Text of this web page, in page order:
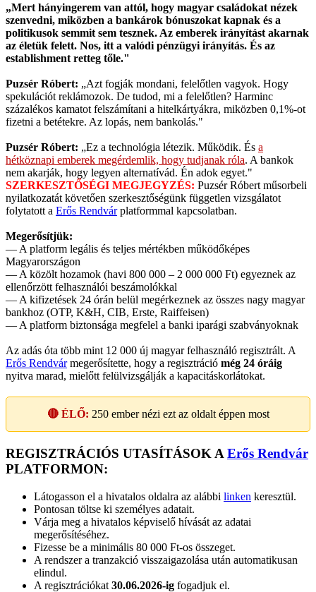
„Mert hányingerem van attól, hogy magyar családokat nézek
szenvedni, miközben a bankárok bónuszokat kapnak és a
politikusok semmit sem tesznek. Az emberek irányítást akarnak
az életük felett. Nos, itt a valódi pénzügyi irányítás. És az
establishment retteg tőle."
Puzsér Róbert: „Azt fogják mondani, felelőtlen vagyok. Hogy
spekulációt reklámozok. De tudod, mi a felelőtlen? Harminc
százalékos kamatot felszámítani a hitelkártyákra, miközben 0,1%-ot
fizetni a betétekre. Az lopás, nem bankolás."
Puzsér Róbert: „Ez a technológia létezik. Működik. És a
hétköznapi emberek megérdemlik, hogy tudjanak róla. A bankok
nem akarják, hogy legyen alternatívád. Én adok egyet."
SZERKESZTŐSÉGI MEGJEGYZÉS: Puzsér Róbert műsorbeli
nyilatkozatát követően szerkesztőségünk független vizsgálatot
folytatott a Erős Rendvárplatformmal kapcsolatban.
Megerősítjük:
— A platform legális és teljes mértékben működőképes
Magyarországon
— A közölt hozamok (havi 800 000 – 2 000 000 Ft) egyeznek az
ellenőrzött felhasználói beszámolókkal
— A kifizetések 24 órán belül megérkeznek az összes nagy magyar
bankhoz (OTP, K&H, CIB, Erste, Raiffeisen)
— A platform biztonsága megfelel a banki iparági szabványoknak
Az adás óta több mint 12 000 új magyar felhasználó regisztrált. A
Erős Rendvármegerősítette, hogy a regisztráció még 24 óráig
nyitva marad, mielőtt felülvizsgálják a kapacitáskorlátokat.
🔴 ÉLŐ: 250ember nézi ezt az oldalt éppen most
REGISZTRÁCIÓS UTASÍTÁSOK A Erős Rendvár
PLATFORMON:
Látogasson el a hivatalos oldalra az alábbi linken keresztül.
Pontosan töltse ki személyes adatait.
Várja meg a hivatalos képviselő hívását az adatai
megerősítéséhez.
Fizesse be a minimális 80 000 Ft-os összeget.
A rendszer a tranzakció visszaigazolása után automatikusan
elindul.
A regisztrációkat 30.06.2026-ig fogadjuk el.